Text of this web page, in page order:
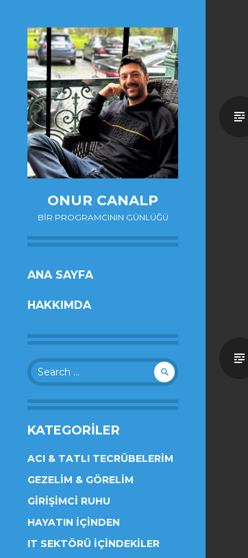
ONUR CANALP
BIR PROGRAMCININ GÜNLÜĞÜ
SKIP
CONTENT
ANA SAYFA
HAKKIMDA
Search
for:
KATEGORILER
ACI & TATLI TECRÜBELERIM
GEZELIM & GÖRELIM
GIRIŞIMCI RUHU
HAYATIN İÇINDEN
IT SEKTÖRÜ İÇINDEKILER